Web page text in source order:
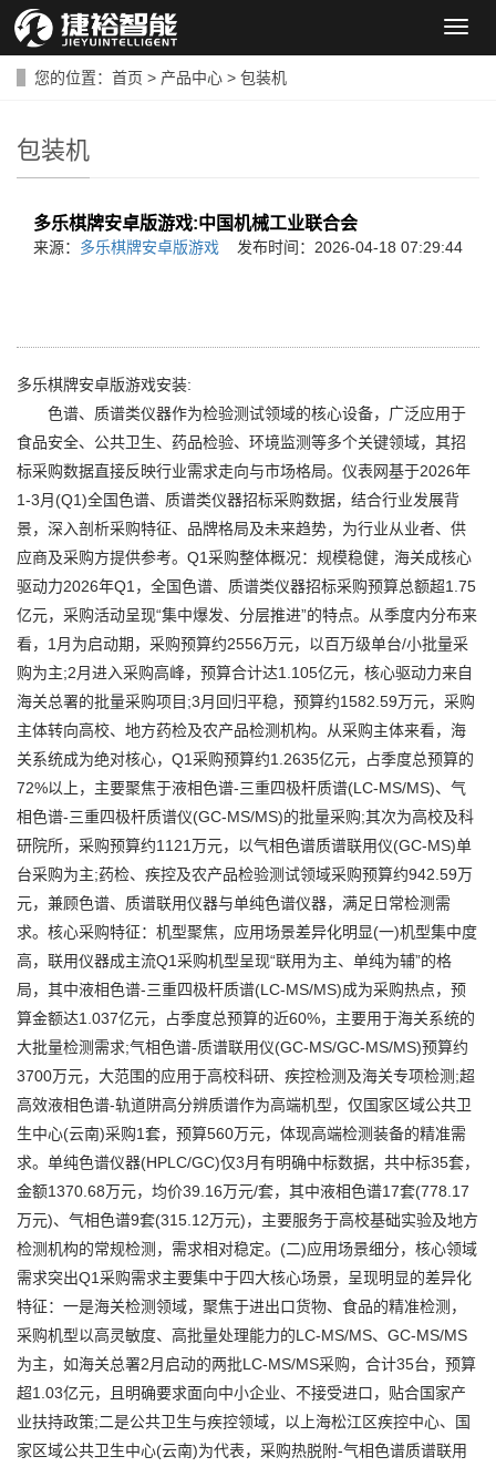
导
您的位置： 首页 > 产品中心 > 包装机
包装机
多乐棋牌安卓版游戏:中国机械工业联合会
来源： 多乐棋牌安卓版游戏 发布时间：2026-04-18 07:29:44
多乐棋牌安卓版游戏安装:
色谱、质谱类仪器作为检验测试领域的核心设备，广泛应用于
食品安全、公共卫生、药品检验、环境监测等多个关键领域，其招
标采购数据直接反映行业需求走向与市场格局。仪表网基于2026年
1-3月(Q1)全国色谱、质谱类仪器招标采购数据，结合行业发展背
景，深入剖析采购特征、品牌格局及未来趋势，为行业从业者、供
应商及采购方提供参考。Q1采购整体概况：规模稳健，海关成核心
驱动力2026年Q1，全国色谱、质谱类仪器招标采购预算总额超1.75
亿元，采购活动呈现“集中爆发、分层推进”的特点。从季度内分布来
看，1月为启动期，采购预算约2556万元，以百万级单台/小批量采
购为主;2月进入采购高峰，预算合计达1.105亿元，核心驱动力来自
海关总署的批量采购项目;3月回归平稳，预算约1582.59万元，采购
主体转向高校、地方药检及农产品检测机构。从采购主体来看，海
关系统成为绝对核心，Q1采购预算约1.2635亿元，占季度总预算的
72%以上，主要聚焦于液相色谱-三重四极杆质谱(LC-MS/MS)、气
相色谱-三重四极杆质谱仪(GC-MS/MS)的批量采购;其次为高校及科
研院所，采购预算约1121万元，以气相色谱质谱联用仪(GC-MS)单
台采购为主;药检、疾控及农产品检验测试领域采购预算约942.59万
元，兼顾色谱、质谱联用仪器与单纯色谱仪器，满足日常检测需
求。核心采购特征：机型聚焦，应用场景差异化明显(一)机型集中度
高，联用仪器成主流Q1采购机型呈现“联用为主、单纯为辅”的格
局，其中液相色谱-三重四极杆质谱(LC-MS/MS)成为采购热点，预
算金额达1.037亿元，占季度总预算的近60%，主要用于海关系统的
大批量检测需求;气相色谱-质谱联用仪(GC-MS/GC-MS/MS)预算约
3700万元，大范围的应用于高校科研、疾控检测及海关专项检测;超
高效液相色谱-轨道阱高分辨质谱作为高端机型，仅国家区域公共卫
生中心(云南)采购1套，预算560万元，体现高端检测装备的精准需
求。单纯色谱仪器(HPLC/GC)仅3月有明确中标数据，共中标35套，
金额1370.68万元，均价39.16万元/套，其中液相色谱17套(778.17
万元)、气相色谱9套(315.12万元)，主要服务于高校基础实验及地方
检测机构的常规检测，需求相对稳定。(二)应用场景细分，核心领域
需求突出Q1采购需求主要集中于四大核心场景，呈现明显的差异化
特征：一是海关检测领域，聚焦于进出口货物、食品的精准检测，
采购机型以高灵敏度、高批量处理能力的LC-MS/MS、GC-MS/MS
为主，如海关总署2月启动的两批LC-MS/MS采购，合计35台，预算
超1.03亿元，且明确要求面向中小企业、不接受进口，贴合国家产
业扶持政策;二是公共卫生与疾控领域，以上海松江区疾控中心、国
家区域公共卫生中心(云南)为代表，采购热脱附-气相色谱质谱联用